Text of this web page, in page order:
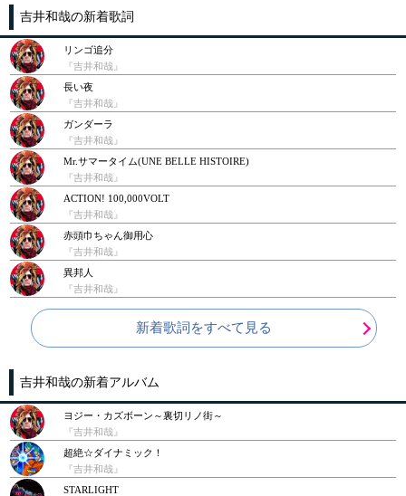
吉井和哉の新着歌詞
リンゴ追分
『吉井和哉』
長い夜
『吉井和哉』
ガンダーラ
『吉井和哉』
Mr.サマータイム(UNE BELLE HISTOIRE)
『吉井和哉』
ACTION! 100,000VOLT
『吉井和哉』
赤頭巾ちゃん御用心
『吉井和哉』
異邦人
『吉井和哉』
新着歌詞をすべて見る
吉井和哉の新着アルバム
ヨジー・カズボーン～裏切リノ街～
『吉井和哉』
超絶☆ダイナミック！
『吉井和哉』
STARLIGHT